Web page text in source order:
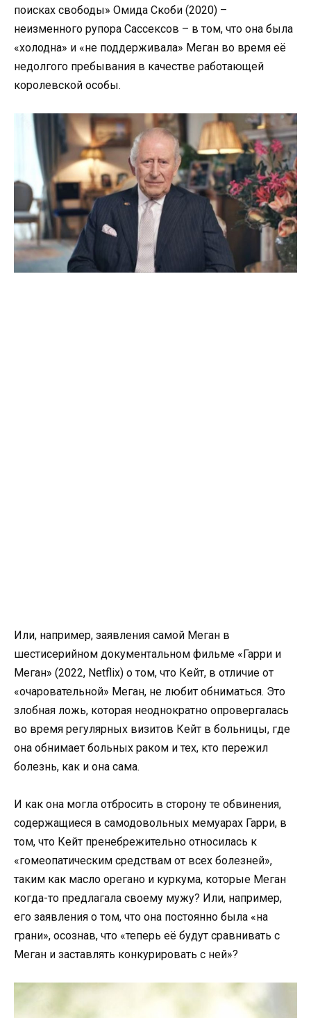
поисках свободы» Омида Скоби (2020) –
неизменного рупора Сассексов – в том, что она была
«холодна» и «не поддерживала» Меган во время её
недолгого пребывания в качестве работающей
королевской особы.
Или, например, заявления самой Меган в
шестисерийном документальном фильме «Гарри и
Меган» (2022, Netflix) о том, что Кейт, в отличие от
«очаровательной» Меган, не любит обниматься. Это
злобная ложь, которая неоднократно опровергалась
во время регулярных визитов Кейт в больницы, где
она обнимает больных раком и тех, кто пережил
болезнь, как и она сама.
И как она могла отбросить в сторону те обвинения,
содержащиеся в самодовольных мемуарах Гарри, в
том, что Кейт пренебрежительно относилась к
«гомеопатическим средствам от всех болезней»,
таким как масло орегано и куркума, которые Меган
когда-то предлагала своему мужу? Или, например,
его заявления о том, что она постоянно была «на
грани», осознав, что «теперь её будут сравнивать с
Меган и заставлять конкурировать с ней»?